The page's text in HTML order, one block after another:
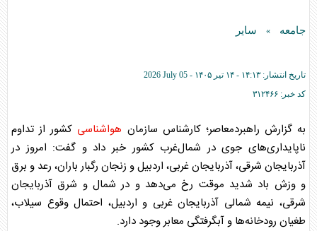
جامعه » سایر
تاریخ انتشار: ۱۴:۱۳ - ۱۴ تير ۱۴۰۵ -
2026 July 05
کد خبر: ۳۱۲۴۶۶
به گزارش راهبردمعاصر؛ کارشناس سازمان هواشناسی کشور از تداوم
ناپایداری‌های جوی در شمال‌غرب کشور خبر داد و گفت: امروز در
آذربایجان شرقی، آذربایجان غربی، اردبیل و زنجان رگبار باران، رعد و برق
و وزش باد شدید موقت رخ می‌دهد و در شمال و شرق آذربایجان
شرقی، نیمه شمالی آذربایجان غربی و اردبیل، احتمال وقوع سیلاب،
طغیان رودخانه‌ها و آبگرفتگی معابر وجود دارد.